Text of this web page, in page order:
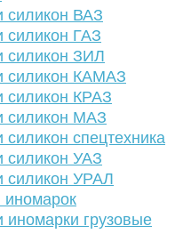
силикон ВАЗ
силикон ГАЗ
силикон ЗИЛ
силикон КАМАЗ
силикон КРАЗ
силикон МАЗ
силикон спецтехника
силикон УАЗ
силикон УРАЛ
иномарок
иномарки грузовые